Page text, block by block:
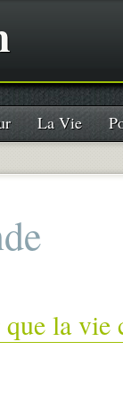
La Vie
la vie